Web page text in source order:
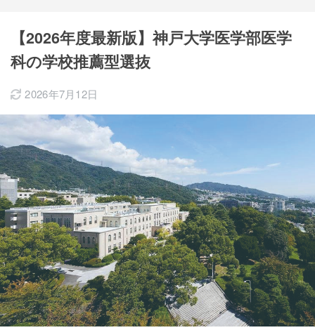
【2026年度最新版】神戸大学医学部医学
科の学校推薦型選抜
2026年7月12日